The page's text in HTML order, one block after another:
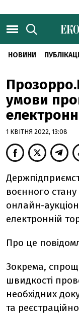
НОВИНИ
умови
1 КВІТНЯ 2022, 13:08
воєнного
онлайн-
електронній
Про це
Зокрема,
швидкості
необхідних
та